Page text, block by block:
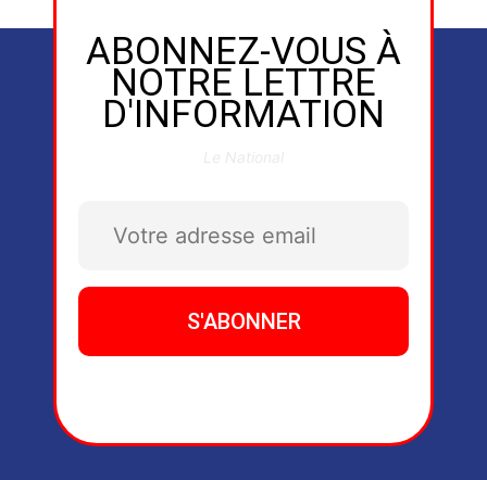
ABONNEZ-VOUS À
NOTRE LETTRE
D'INFORMATION